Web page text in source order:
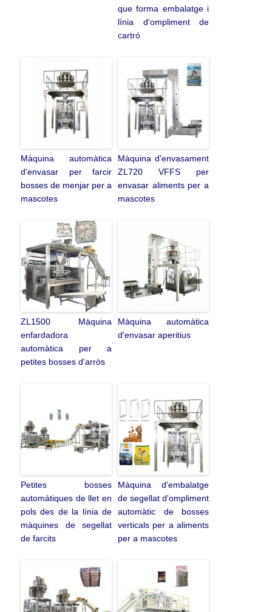
que forma embalatge i
línia d'ompliment de
cartró
Màquina automàtica
d'envasar per farcir
bosses de menjar per a
mascotes
Màquina d'envasament
ZL720 VFFS per
envasar aliments per a
mascotes
ZL1500 Màquina
enfardadora
automàtica per a
petites bosses d'arròs
Màquina automàtica
d'envasar aperitius
Petites bosses
automàtiques de llet en
pols des de la línia de
màquines de segellat
de farcits
Màquina d'embalatge
de segellat d'ompliment
automàtic de bosses
verticals per a aliments
per a mascotes